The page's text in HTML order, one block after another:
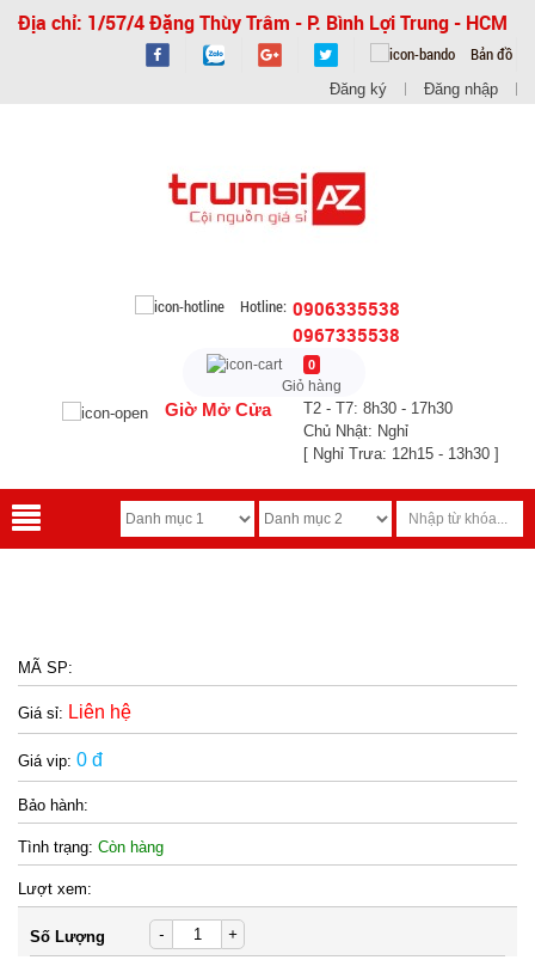
Địa chỉ: 1/57/4 Đặng Thùy Trâm - P. Bình Lợi Trung - HCM
Bản đồ
Đăng ký Đăng nhập
Hotline: 0906335538
0967335538
0
Giỏ hàng
Giờ Mở Cửa
T2 - T7: 8h30 - 17h30
Chủ Nhật: Nghỉ
[ Nghỉ Trưa: 12h15 - 13h30 ]
MÃ SP:
Giá sỉ: Liên hệ
Giá vip: 0 đ
Bảo hành:
Tình trạng: Còn hàng
Lượt xem:
Số Lượng - +